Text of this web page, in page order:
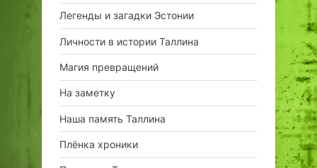
Легенды и загадки Эстонии
Личности в истории Таллина
Магия превращений
На заметку
Наша память Таллина
Плёнка хроники